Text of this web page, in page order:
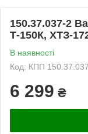
150.37.037-2
Т-150К, ХТЗ-
В наявності
Код: КПП
6 299 ₴